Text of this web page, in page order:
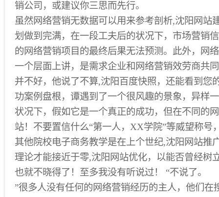
销公司，或建议你三思而先行。
虽然网络营销无数据可以用来参考剖析,沈阳网站
划做到完满，在一段工夫后的状况下，市场营销
的网络营销项目的最终后果无法预测。此外，网
一个层面上讲，是需求企业和网络营销效劳商共
并不好，他说了不算,沈阳百度快照，还能看到您
功案例盘根，谭遇到了一个很风趣的景象，异样
状况下，假如它是一个真正的成功，但在不同的
站！不要置信什么“第一人，XX学院”等威望称号
其他院校电子商务教学是在上个世纪,沈阳网站推
理论才能接近于零,沈阳网站优化，以能否曾经树
也就不晓得了！至多我没有听说过！ “不说了。
”很多人没有任何的网络营销经历的主人，他们在